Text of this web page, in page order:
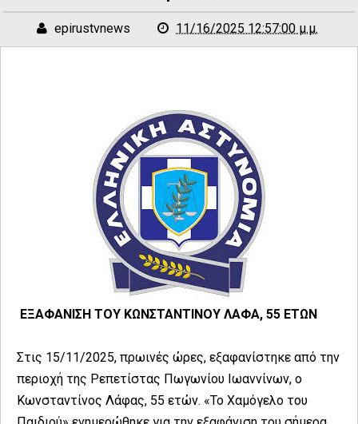
epirustvnews 11/16/2025 12:57:00 μ.μ.
ΕΞΑΦΑΝΙΣΗ ΤΟΥ ΚΩΝΣΤΑΝΤΙΝΟΥ ΛΑΦΑ, 55 ΕΤΩΝ
Στις 15/11/2025, πρωινές ώρες, εξαφανίστηκε από την
περιοχή της Ρεπετίστας Πωγωνίου Ιωαννίνων, ο
Κωνσταντίνος Λάφας, 55 ετών. «Το Χαμόγελο του